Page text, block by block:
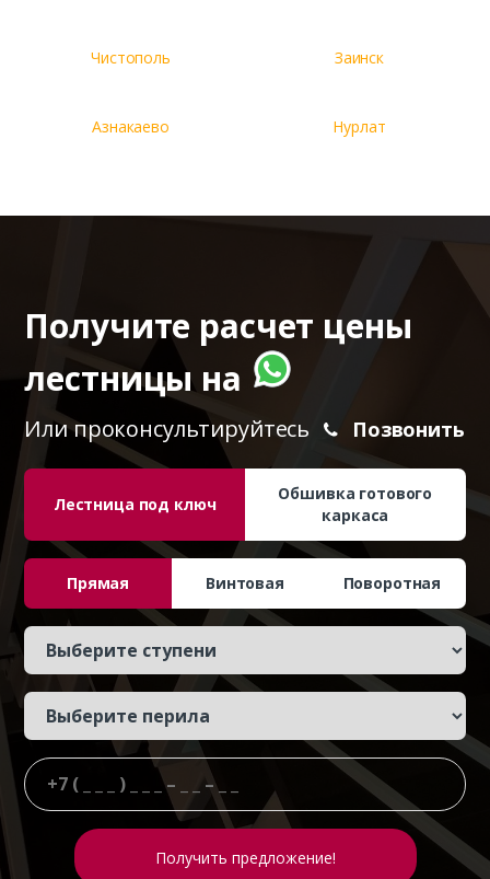
Чистополь Заинск
Азнакаево Нурлат
Получите расчет цены
лестницы на
Или проконсультируйтесь Позвонить
Лестница под ключ
Обшивка готового
каркаса
Прямая Винтовая Поворотная